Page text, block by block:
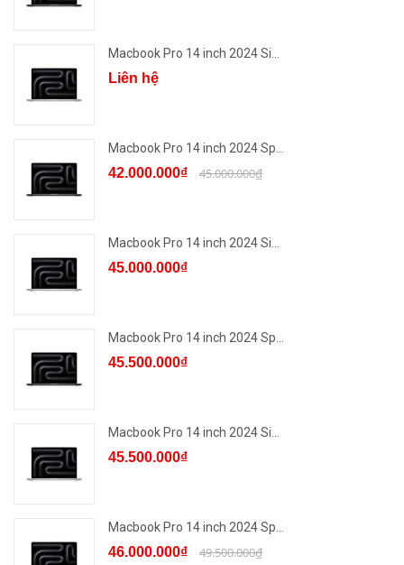
Macbook Pro 14 inch 2024 Si...
Liên hệ
Macbook Pro 14 inch 2024 Sp...
42.000.000₫ 45.000.000₫
Macbook Pro 14 inch 2024 Si...
45.000.000₫
Macbook Pro 14 inch 2024 Sp...
45.500.000₫
Macbook Pro 14 inch 2024 Si...
45.500.000₫
Macbook Pro 14 inch 2024 Sp...
46.000.000₫ 49.500.000₫